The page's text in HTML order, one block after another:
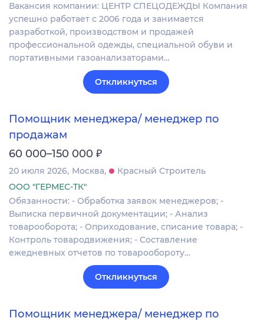
Вакансия компании: ЦЕНТР СПЕЦОДЕЖДЫ Компания
успешно работает с 2006 года и занимается
разработкой, производством и продажей
профессиональной одежды, специальной обуви и
портативными газоанализаторами…
Откликнуться
Помощник менеджера/ менеджер по
продажам
60 000–150 000 ₽
20 июля 2026 Москва
Красный Строитель
ООО "ГЕРМЕС-ТК"
Обязанности: - Обработка заявок менеджеров; -
Выписка первичной документации; - Анализ
товарооборота; - Оприходование, списание товара; -
Контроль товародвижения; - Составление
ежедневных отчетов по товарообороту…
Откликнуться
Помощник менеджера/ менеджер по